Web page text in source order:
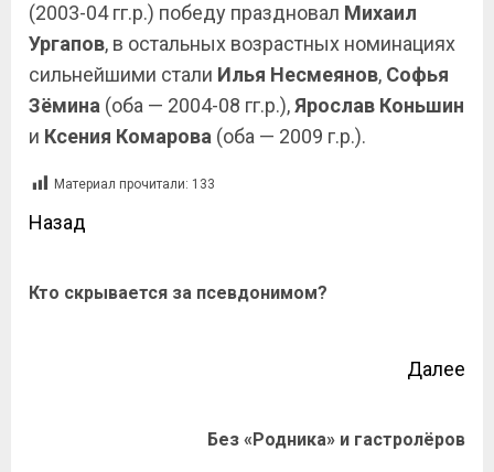
(2003-04 гг.р.) победу праздновал Михаил
Ургапов, в остальных возрастных номинациях
сильнейшими стали Илья Несмеянов, Софья
Зёмина (оба — 2004-08 гг.р.), Ярослав Коньшин
и Ксения Комарова (оба — 2009 г.р.).
Материал прочитали: 133
Назад
Кто скрывается за псевдонимом?
Далее
Без «Родника» и гастролёров